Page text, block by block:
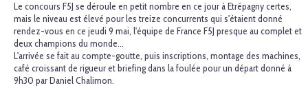
Le concours F5J se déroule en petit nombre en ce jour à Etrépagny certes,
mais le niveau est élevé pour les treize concurrents qui s'étaient donné
rendez-vous en ce jeudi 9 mai, l'équipe de France F5J presque au complet et
deux champions du monde...
L'arrivée se fait au compte-goutte, puis inscriptions, montage des machines,
café croissant de rigueur et briefing dans la foulée pour un départ donné à
9h30 par Daniel Chalimon.